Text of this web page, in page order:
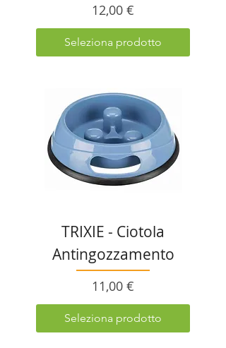
Prezzo
12,00 €
Seleziona prodotto
TRIXIE - Ciotola
Antingozzamento
Prezzo
11,00 €
Seleziona prodotto